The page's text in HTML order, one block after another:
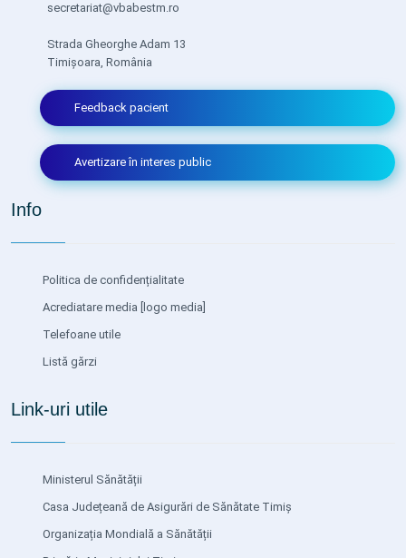
secretariat@vbabestm.ro
Strada Gheorghe Adam 13
Timișoara, România
Feedback pacient
Avertizare în interes public
Info
Politica de confidențialitate
Acrediatare media [logo media]
Telefoane utile
Listă gărzi
Link-uri utile
Ministerul Sănătății
Casa Județeană de Asigurări de Sănătate Timiș
Organizația Mondială a Sănătății